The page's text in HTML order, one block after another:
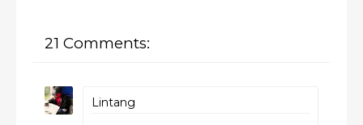
21 Comments:
Lintang